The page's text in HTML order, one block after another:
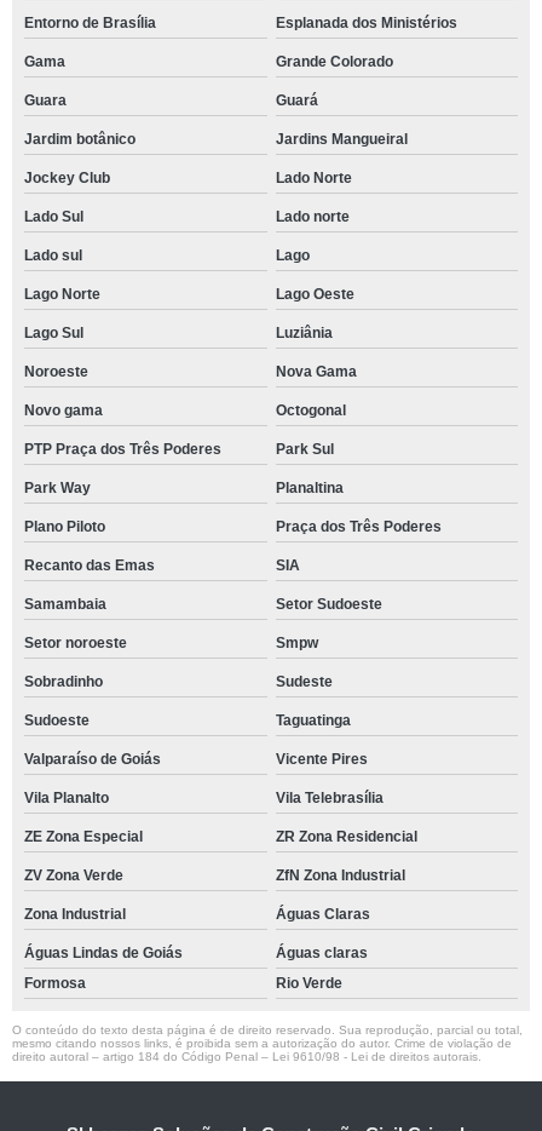
Entorno de Brasília Esplanada dos Ministérios
Gama Grande Colorado
Guara Guará
Jardim botânico Jardins Mangueiral
Jockey Club Lado Norte
Lado Sul Lado norte
Lado sul Lago
Lago Norte Lago Oeste
Lago Sul Luziânia
Noroeste Nova Gama
Novo gama Octogonal
PTP Praça dos Três Poderes Park Sul
Park Way Planaltina
Plano Piloto Praça dos Três Poderes
Recanto das Emas SIA
Samambaia Setor Sudoeste
Setor noroeste Smpw
Sobradinho Sudeste
Sudoeste Taguatinga
Valparaíso de Goiás Vicente Pires
Vila Planalto Vila Telebrasília
ZE Zona Especial ZR Zona Residencial
ZV Zona Verde ZfN Zona Industrial
Zona Industrial Águas Claras
Águas Lindas de Goiás
Águas claras
Formosa
Rio Verde
O conteúdo do texto desta página é de direito reservado. Sua reprodução, parcial ou total,
mesmo citando nossos links, é proibida sem a autorização do autor. Crime de violação de
direito autoral – artigo 184 do Código Penal – Lei 9610/98 - Lei de direitos autorais